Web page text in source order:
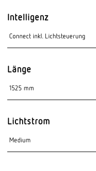
Intelligenz
Länge
Lichtstrom